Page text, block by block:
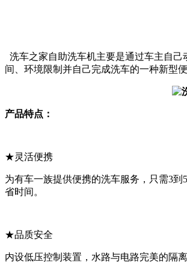
洗车之家自助洗车机主要是通过车主自
间、环境限制并自己完成洗车的一种新型
产品特点：
★灵活便携
为有车一族提供便携的洗车服务，只需3到
省时间。
★品质安全
内设低压控制装置，水路与电路完美的隔